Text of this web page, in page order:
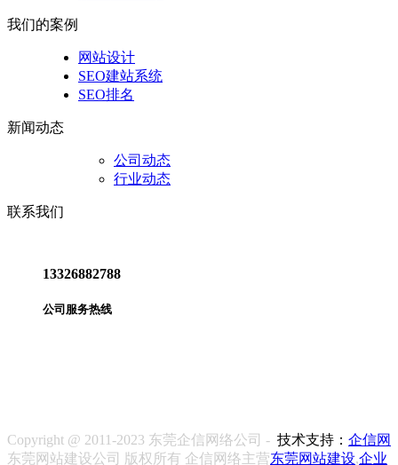
我们的案例
网站设计
SEO建站系统
SEO排名
新闻动态
公司动态
行业动态
联系我们
13326882788
公司服务热线
技术支持： 企信网
Copyright @ 2011-2023 东莞企信网络公司 -
东莞网站建设公司 版权所有 企信网络主营东莞网站建设,企业